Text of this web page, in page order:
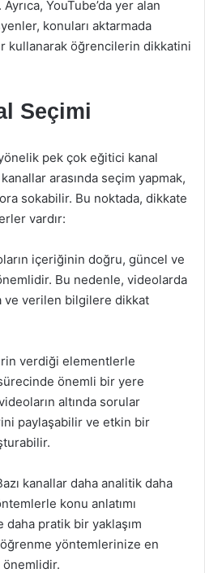
YouTube’da yer alan
konuları aktarmada
kullanarak öğrencilerin dikkatini
Seçimi
yönelik pek çok eğitici kanal
arasında seçim yapmak,
sokabilir. Bu noktada, dikkate
vardır:
içeriğinin doğru, güncel ve
Bu nedenle, videolarda
ve verilen bilgilere dikkat
verdiği elementlerle
önemli bir yere
altında sorular
paylaşabilir ve etkin bir
kanallar daha analitik daha
konu anlatımı
daha pratik bir yaklaşım
yöntemlerinize en
önemlidir.